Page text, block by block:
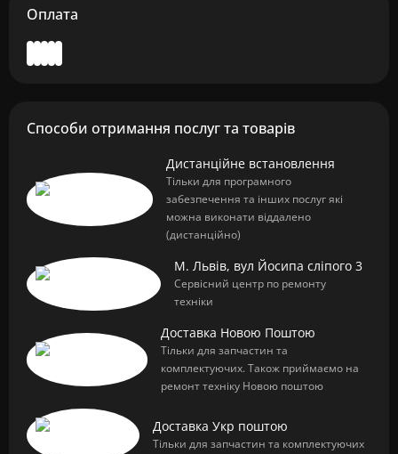
Оплата
Способи отримання послуг та товарів
Дистанційне встановлення
Тільки для програмного
забезпечення та інших послуг які
можна виконати віддалено
(дистанційно)
М. Львів, вул Йосипа сліпого 3
Сервісний центр по ремонту
техніки
Доставка Новою Поштою
Тільки для запчастин та
комплектуючих. Також приймаємо на
ремонт техніку Новою поштою
Доставка Укр поштою
Тільки для запчастин та комплектуючих